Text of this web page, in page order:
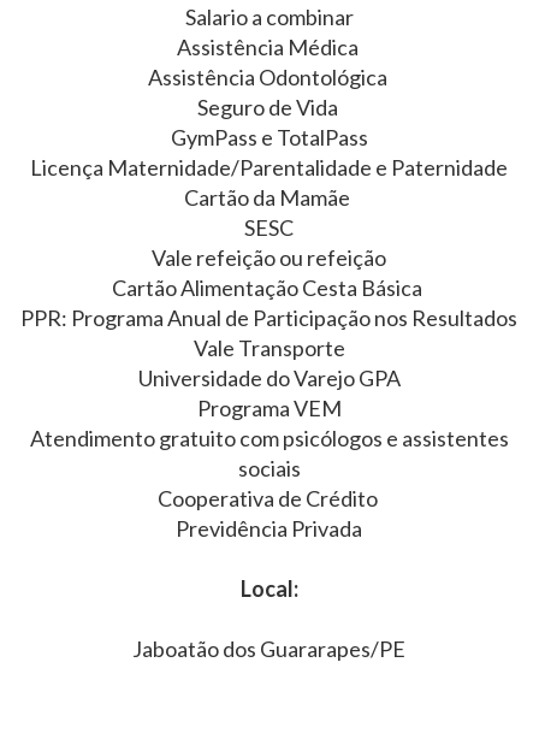
Salario a combinar
Assistência Médica
Assistência Odontológica
Seguro de Vida
GymPass e TotalPass
Licença Maternidade/Parentalidade e Paternidade
Cartão da Mamãe
SESC
Vale refeição ou refeição
Cartão Alimentação Cesta Básica
PPR: Programa Anual de Participação nos Resultados
Vale Transporte
Universidade do Varejo GPA
Programa VEM
Atendimento gratuito com psicólogos e assistentes
sociais
Cooperativa de Crédito
Previdência Privada
Local:
Jaboatão dos Guararapes/PE